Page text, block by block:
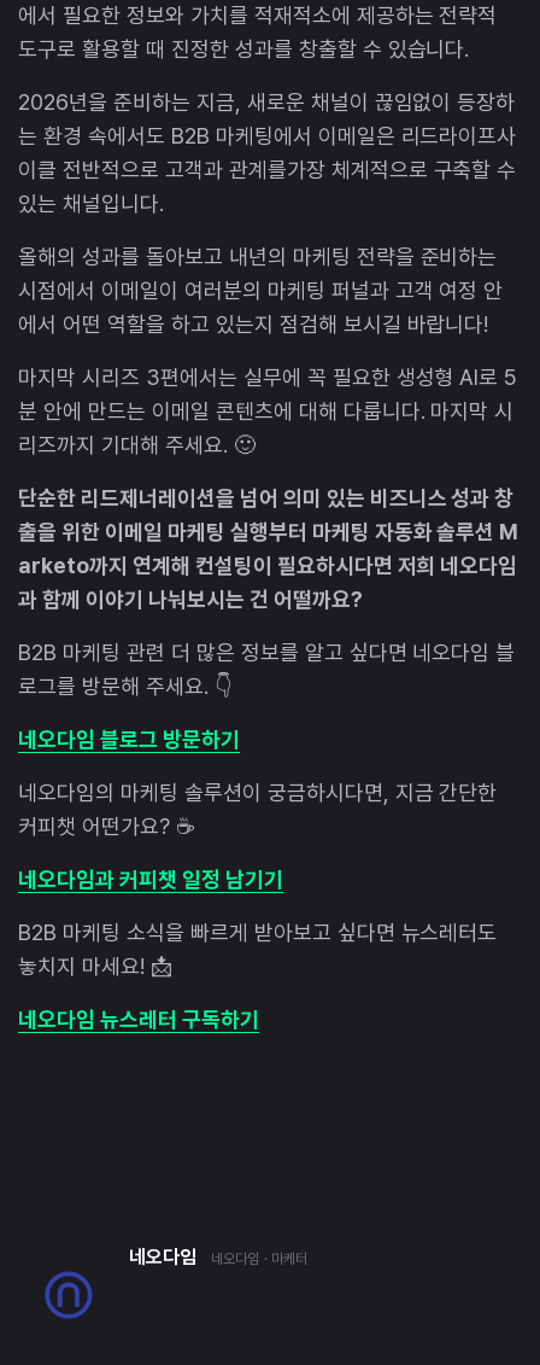
에서 필요한 정보와 가치를 적재적소에 제공하는 전략적
도구로 활용할 때 진정한 성과를 창출할 수 있습니다.
2026년을 준비하는 지금, 새로운 채널이 끊임없이 등장하
는 환경 속에서도 B2B 마케팅에서 이메일은 리드라이프사
이클 전반적으로 고객과 관계를가장 체계적으로 구축할 수
있는 채널입니다.
올해의 성과를 돌아보고 내년의 마케팅 전략을 준비하는
시점에서 이메일이 여러분의 마케팅 퍼널과 고객 여정 안
에서 어떤 역할을 하고 있는지 점검해 보시길 바랍니다!
마지막 시리즈 3편에서는 실무에 꼭 필요한 생성형 AI로 5
분 안에 만드는 이메일 콘텐츠에 대해 다룹니다. 마지막 시
리즈까지 기대해 주세요. 🙂
단순한 리드제너레이션을 넘어 의미 있는 비즈니스 성과 창
출을 위한 이메일 마케팅 실행부터 마케팅 자동화 솔루션 M
arketo까지 연계해 컨설팅이 필요하시다면 저희 네오다임
과 함께 이야기 나눠보시는 건 어떨까요?
B2B 마케팅 관련 더 많은 정보를 알고 싶다면 네오다임 블
로그를 방문해 주세요. 👇
네오다임 블로그 방문하기
네오다임의 마케팅 솔루션이 궁금하시다면, 지금 간단한
커피챗 어떤가요? ☕
네오다임과 커피챗 일정 남기기
B2B 마케팅 소식을 빠르게 받아보고 싶다면 뉴스레터도
놓치지 마세요! 📩
네오다임 뉴스레터 구독하기
네오다임 네오다임 · 마케터